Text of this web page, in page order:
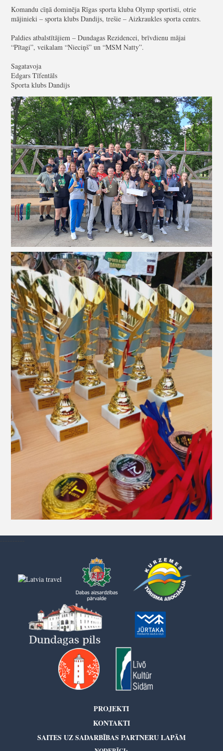
Komandu cīņā dominēja Rīgas sporta kluba Olymp sportisti, otrie
mājinieki – sporta klubs Dandijs, trešie – Aizkraukles sporta centrs.
Paldies atbalstītājiem – Dundagas Rezidencei, brīvdienu mājai
“Pītagi”, veikalam “Nieciņš” un “MSM Natty”.
Sagatavoja
Edgars Tīfentāls
Sporta klubs Dandijs
PROJEKTI
KONTAKTI
SAITES UZ SADARBĪBAS PARTNERU LAPĀM